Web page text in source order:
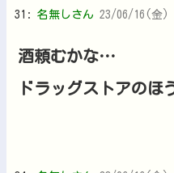
31: 名無しさん 23/06/16(金)
酒頼むかな…
ドラッグストアのほ